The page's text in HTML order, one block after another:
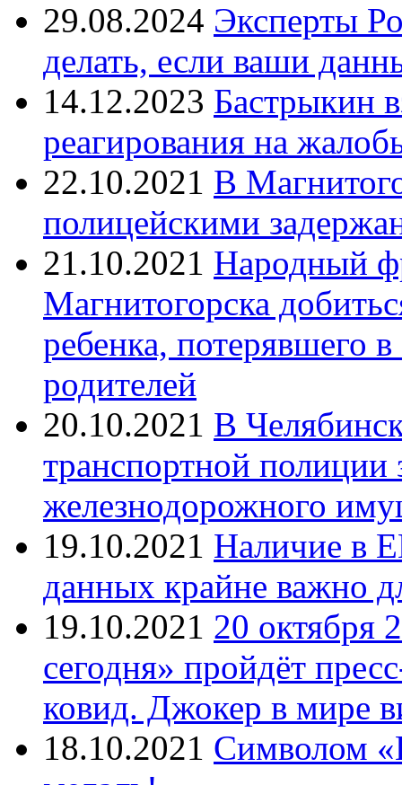
29.08.2024 Эксперты
делать, если ваши
14.12.2023 Бастрыкин
реагирования на
22.10.2021 В
полицейскими
21.10.2021 Народный
Магнитогорска
ребенка, потерявшего
родителей
20.10.2021 В
транспортной
железнодорожного
19.10.2021 Наличие в
данных крайне важно
19.10.2021 20 октября
сегодня» пройдёт
ковид. Джокер в мире
18.10.2021 Символом